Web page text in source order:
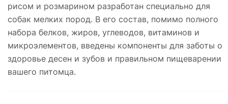
рисом и розмарином разработан специально для
собак мелких пород. В его состав, помимо полного
набора белков, жиров, углеводов, витаминов и
микроэлементов, введены компоненты для заботы о
здоровье десен и зубов и правильном пищеварении
вашего питомца.